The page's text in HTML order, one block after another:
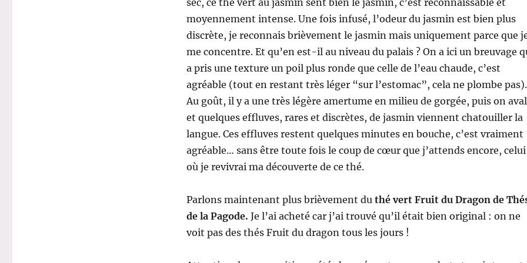
sec, ce thé vert au jasmin sent bien le jasmin, c’est reconnaissable et
moyennement intense. Une fois infusé, l’odeur du jasmin est bien plus
discrète, je reconnais brièvement le jasmin mais uniquement parce que
me concentre. Et qu’en est-il au niveau du palais ? On a ici un breuvage
a pris une texture un poil plus ronde que celle de l’eau chaude, c’est
agréable (tout en restant très léger “sur l’estomac”, cela ne plombe pas).
Au goût, il y a une très légère amertume en milieu de gorgée, puis on
et quelques effluves, rares et discrètes, de jasmin viennent chatouiller la
langue. Ces effluves restent quelques minutes en bouche, c’est vraiment
agréable… sans être toute fois le coup de cœur que j’attends encore, celui
où je revivrai ma découverte de ce thé.
Parlons maintenant plus brièvement du thé vert Fruit du Dragon de
de la Pagode. Je l’ai acheté car j’ai trouvé qu’il était bien original : on ne
voit pas des thés Fruit du dragon tous les jours !